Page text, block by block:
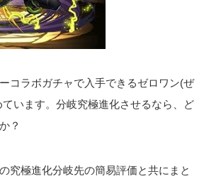
コラボガチャで入手できるゼロワン(ぜ
います。分岐究極進化させるなら、ど
？
究極進化分岐先の簡易評価と共にまと